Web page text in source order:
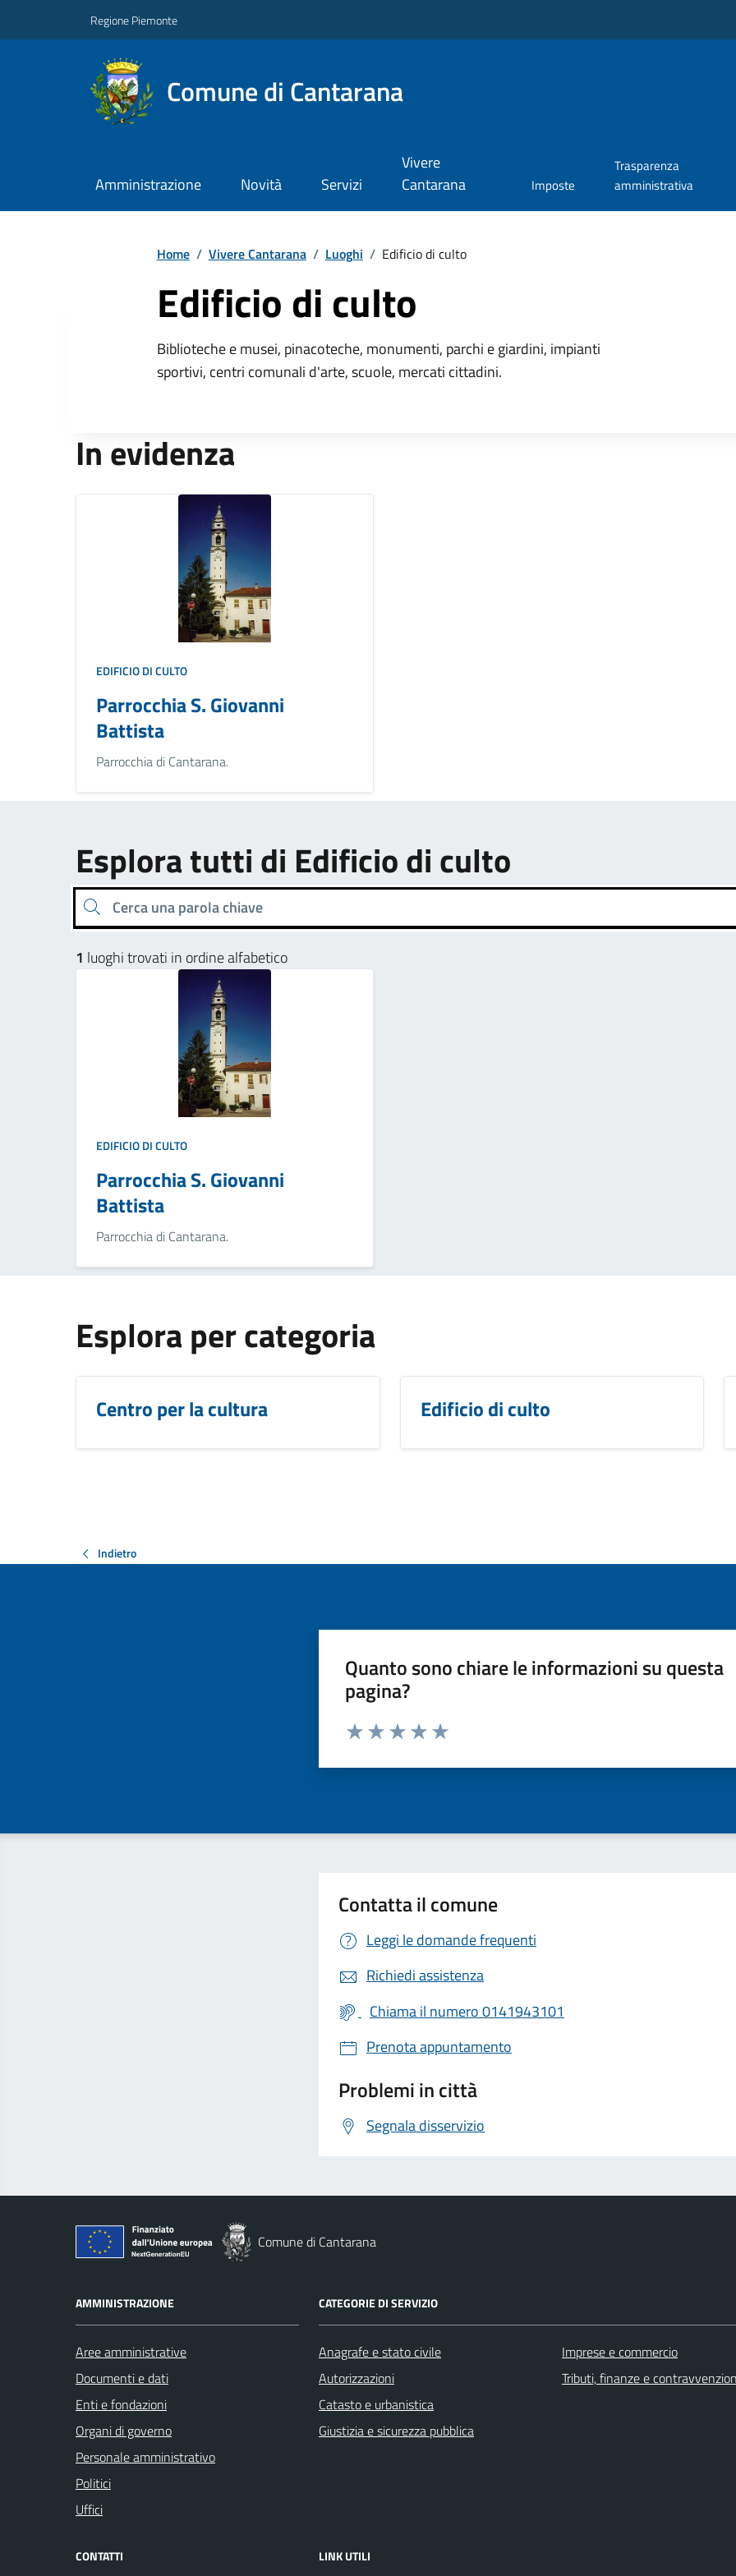
Regione Piemonte
Comune di Cantarana
Amministrazione Novità Servizi
Vivere
Cantarana
Imposte
Trasparenza
amministrativa
Home / Vivere Cantarana / Luoghi / Edificio di culto
Edificio di culto
Biblioteche e musei, pinacoteche, monumenti, parchi e giardini, impianti
sportivi, centri comunali d'arte, scuole, mercati cittadini.
In evidenza
EDIFICIO DI CULTO
Parrocchia S. Giovanni
Battista
Parrocchia di Cantarana.
Esplora tutti di Edificio di culto
Cerca una parola chiave
1 luoghi trovati in ordine alfabetico
EDIFICIO DI CULTO
Parrocchia S. Giovanni
Battista
Parrocchia di Cantarana.
Esplora per categoria
Centro per la cultura Edificio di culto
Indietro
Quanto sono chiare le informazioni su questa
pagina?
Valuta da 1 a 5 stelle la pagina
Contatta il comune
Leggi le domande frequenti
Richiedi assistenza
Chiama il numero 0141943101
Prenota appuntamento
Problemi in città
Segnala disservizio
Comune di Cantarana
AMMINISTRAZIONE
Aree amministrative
Documenti e dati
Enti e fondazioni
Organi di governo
Personale amministrativo
Politici
Uffici
CATEGORIE DI SERVIZIO
Anagrafe e stato civile
Autorizzazioni
Catasto e urbanistica
Giustizia e sicurezza pubblica
Imprese e commercio
Tributi, finanze e
CONTATTI LINK UTILI